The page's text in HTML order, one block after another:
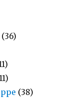
(36)
(38)